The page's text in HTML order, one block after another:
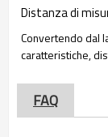
Convertendo dal
caratteristiche,
FAQ